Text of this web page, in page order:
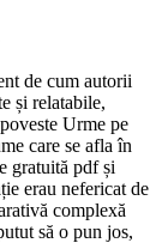
de cum autorii
și relatabile,
Urme pe
care se afla în
gratuită pdf și
erau nefericat de
complexă
să o pun jos,